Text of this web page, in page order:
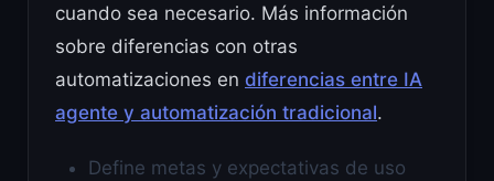
cuando sea necesario. Más información
sobre diferencias con otras
automatizaciones en diferencias entre IA
agente y automatización tradicional.
Define metas y expectativas de uso